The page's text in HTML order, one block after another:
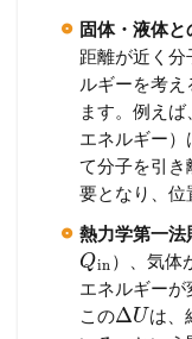
固体・液体と
距離が近く
ルギーを考
ます。例え
エネルギー
て分子を引
要となり、位
熱力学第一法
Qin ）、気体
エネルギーが
このΔUは、